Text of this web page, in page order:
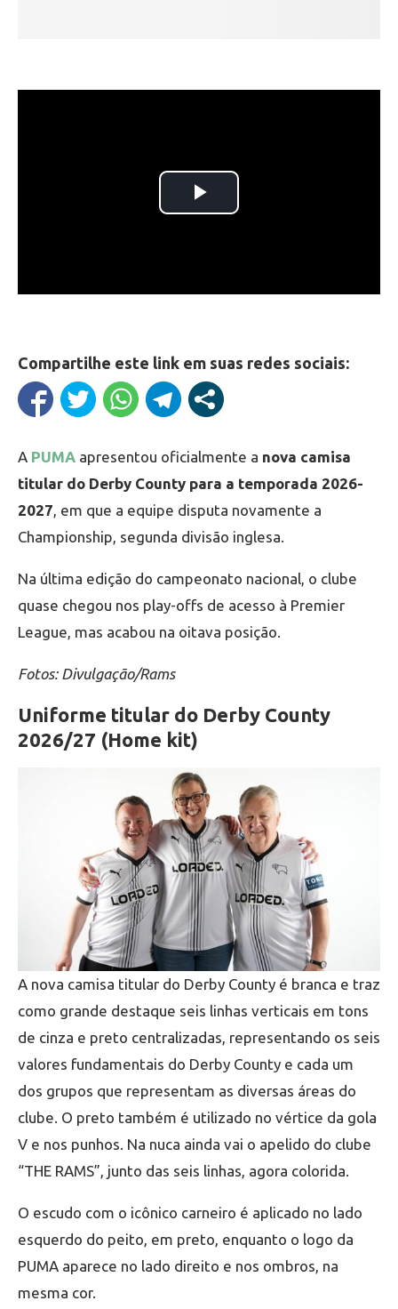
Compartilhe este link em suas redes sociais:
A PUMA apresentou oficialmente a nova camisa
titular do Derby County para a temporada 2026-
2027, em que a equipe disputa novamente a
Championship, segunda divisão inglesa.
Na última edição do campeonato nacional, o clube
quase chegou nos play-offs de acesso à Premier
League, mas acabou na oitava posição.
Fotos: Divulgação/Rams
Uniforme titular do Derby County
2026/27 (Home kit)
A nova camisa titular do Derby County é branca e traz
como grande destaque seis linhas verticais em tons
de cinza e preto centralizadas, representando os seis
valores fundamentais do Derby County e cada um
dos grupos que representam as diversas áreas do
clube. O preto também é utilizado no vértice da gola
V e nos punhos. Na nuca ainda vai o apelido do clube
“THE RAMS”, junto das seis linhas, agora colorida.
O escudo com o icônico carneiro é aplicado no lado
esquerdo do peito, em preto, enquanto o logo da
PUMA aparece no lado direito e nos ombros, na
mesma cor.